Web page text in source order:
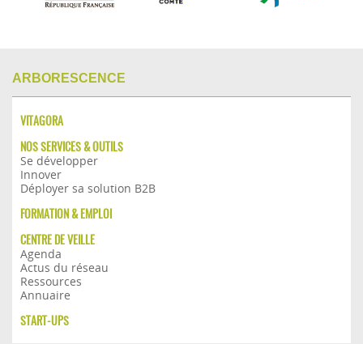
ARBORESCENCE
VITAGORA
NOS SERVICES & OUTILS
Se développer
Innover
Déployer sa solution B2B
FORMATION & EMPLOI
CENTRE DE VEILLE
Agenda
Actus du réseau
Ressources
Annuaire
START-UPS